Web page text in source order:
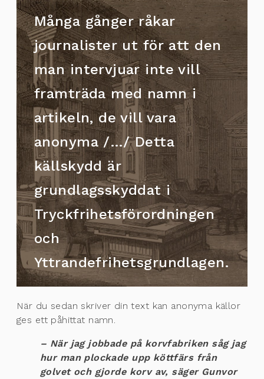
Många gånger råkar
journalister ut för att den
man intervjuar inte vill
framträda med namn i
artikeln, de vill vara
anonyma /…/ Detta
källskydd är
grundlagsskyddat i
Tryckfrihetsförordningen
och
Yttrandefrihetsgrundlagen.
När du sedan skriver din text kan anonyma källor
ges ett påhittat namn.
– När jag jobbade på korvfabriken såg jag
hur man plockade upp köttfärs från
golvet och gjorde korv av, säger Gunvor